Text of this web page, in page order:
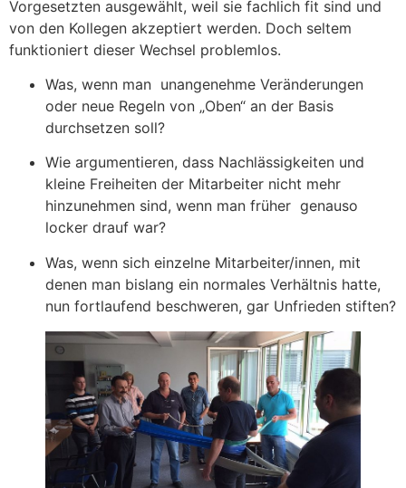
Vorgesetzten ausgewählt, weil sie fachlich fit sind und
von den Kollegen akzeptiert werden. Doch seltem
funktioniert dieser Wechsel problemlos.
Was, wenn man unangenehme Veränderungen
oder neue Regeln von „Oben“ an der Basis
durchsetzen soll?
Wie argumentieren, dass Nachlässigkeiten und
kleine Freiheiten der Mitarbeiter nicht mehr
hinzunehmen sind, wenn man früher genauso
locker drauf war?
Was, wenn sich einzelne Mitarbeiter/innen, mit
denen man bislang ein normales Verhältnis hatte,
nun fortlaufend beschweren, gar Unfrieden stiften?